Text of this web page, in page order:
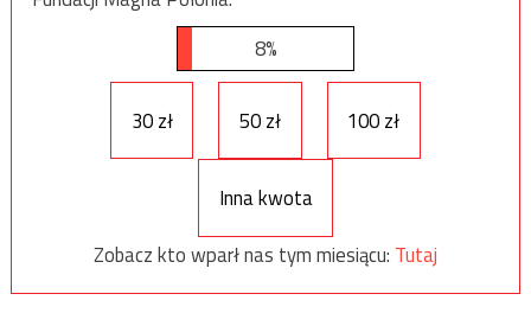
8%
30 zł 50 zł 100 zł
Inna kwota
Zobacz kto wparł nas tym miesiącu: Tutaj